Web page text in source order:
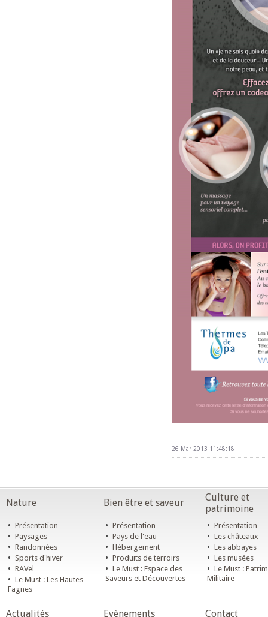
26 Mar 2013 11:48:18
Nature Bien être et saveur
Culture et
patrimoine
• Présentation
• Paysages
• Randonnées
• Sports d'hiver
• RAVel
• Le Must : Les Hautes
Fagnes
• Présentation
• Pays de l'eau
• Hébergement
• Produits de terroirs
• Le Must : Espace des
Saveurs et Découvertes
• Présentation
• Les châteaux
• Les abbayes
• Les musées
• Le Must :
Militaire
Actualités Evènements Contact